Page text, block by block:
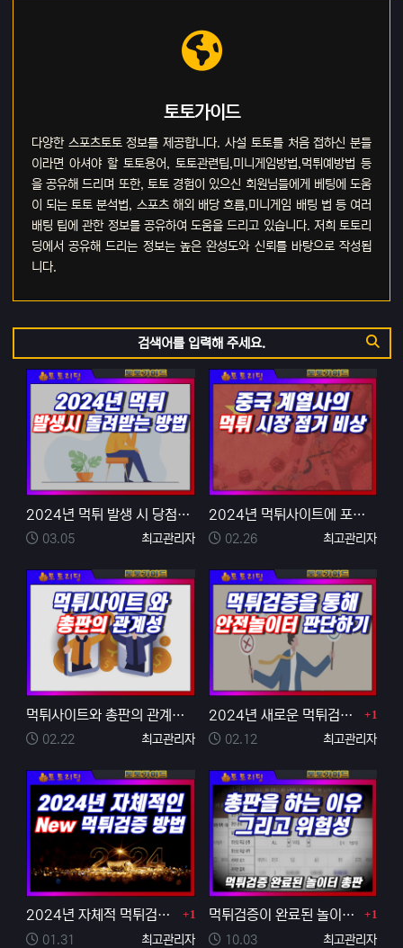
토토가이드
다양한 스포츠토토 정보를 제공합니다. 사설 토토를 처음 접하신 분들
이라면 아셔야 할 토토용어, 토토관련팁,미니게임방법,먹튀예방법 등
을 공유해 드리며 또한, 토토 경험이 있으신 회원님들에게 베팅에 도움
이 되는 토토 분석법, 스포츠 해외 배당 흐름,미니게임 배팅 법 등 여러
배팅 팁에 관한 정보를 공유하여 도움을 드리고 있습니다. 저희 토토리
딩에서 공유해 드리는 정보는 높은 완성도와 신뢰를 바탕으로 작성됩
니다.
검색
2024년 먹튀 발생 시 당첨금 돌려받는 방법
등록자
최고관리자
등록일
03.05
2024년 먹튀사이트에 포문을 연 중국계열사를 조심하자
등록자
최고관리자
등록일
02.26
먹튀사이트와 총판의 관계성을 알아보기
등록자
최고관리자
등록일
02.22
2024년 새로운 먹튀검증 방법을 통해 안전놀이터 객관… 댓글
1
등록자
최고관리자
등록일
02.12
2024년 자체적 먹튀검증 방법 4가지 댓글
1
등록자
최고관리자
등록일
01.31
먹튀검증이 완료된 놀이터에서 토토 총판을 하는 이유와 … 댓글
1
등록자
최고관리자
등록일
10.03